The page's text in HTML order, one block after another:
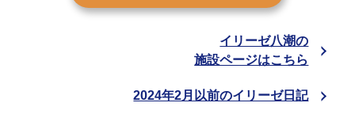
イリーゼ八潮の
施設ページはこちら
2024年2月以前のイリーゼ日記